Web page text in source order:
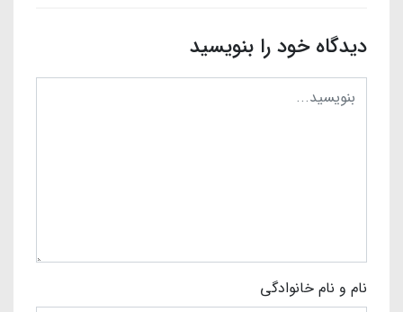
دیدگاه خود را بنویسید
نام و نام خانوادگی